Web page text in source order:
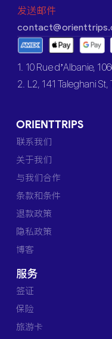
发送邮件
1. 10 Rue d’Albanie,
2. L2, 141 Taleghani St,
ORIENTTRIPS
联系我们
关于我们
与我们合作
条款和条件
退款政策
隐私政策
博客
服务
签证
保险
旅游卡